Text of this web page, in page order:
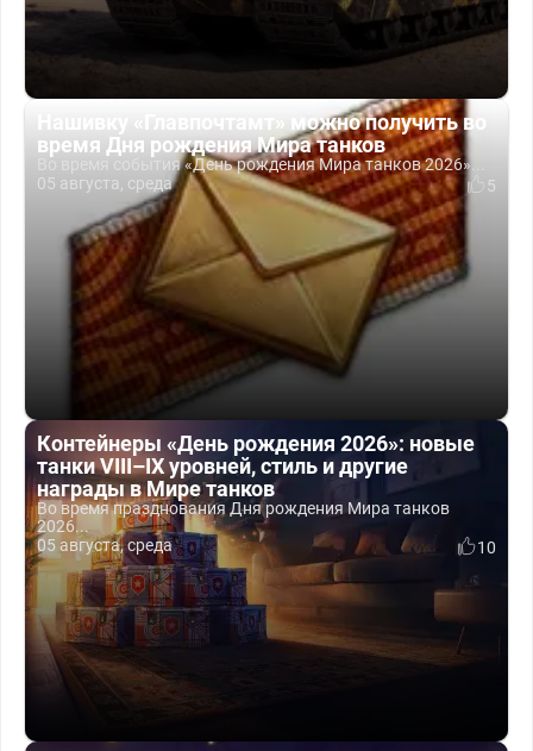
Нашивку «Главпочтамт» можно получить во
время Дня рождения Мира танков
Во время события «День рождения Мира танков 2026»...
05 августа, среда
5
Контейнеры «День рождения 2026»: новые
танки VIII–IX уровней, стиль и другие
награды в Мире танков
Во время празднования Дня рождения Мира танков
2026...
05 августа, среда
10